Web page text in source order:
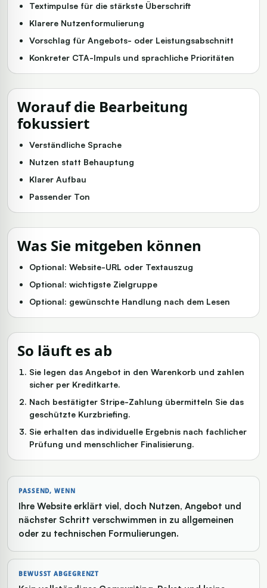
Textimpulse für die stärkste Überschrift
Klarere Nutzenformulierung
Vorschlag für Angebots- oder Leistungsabschnitt
Konkreter CTA-Impuls und sprachliche Prioritäten
Worauf die Bearbeitung
fokussiert
Verständliche Sprache
Nutzen statt Behauptung
Klarer Aufbau
Passender Ton
Was Sie mitgeben können
Optional: Website-URL oder Textauszug
Optional: wichtigste Zielgruppe
Optional: gewünschte Handlung nach dem Lesen
So läuft es ab
Sie legen das Angebot in den Warenkorb und zahlen
sicher per Kreditkarte.
Nach bestätigter Stripe-Zahlung übermitteln Sie das
geschützte Kurzbriefing.
Sie erhalten das individuelle Ergebnis nach fachlicher
Prüfung und menschlicher Finalisierung.
PASSEND, WENN
Ihre Website erklärt viel, doch Nutzen, Angebot und
nächster Schritt verschwimmen in zu allgemeinen
oder zu technischen Formulierungen.
BEWUSST ABGEGRENZT